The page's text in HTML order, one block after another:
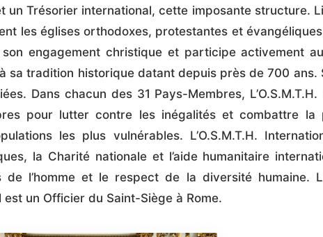
un Trésorier international, cette imposante structure.
les églises orthodoxes, protestantes et évangéliques,
engagement christique et participe activement
sa tradition historique datant depuis près de 700 ans.
Dans chacun des 31 Pays-Membres, L’O.S.M.T.H.
pour lutter contre les inégalités et combattre la
les plus vulnérables. L’O.S.M.T.H.
la Charité nationale et l’aide humanitaire
l’homme et le respect de la diversité humaine.
est un Officier du Saint-Siège à Rome.